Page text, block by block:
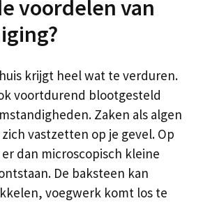
voordelen van
krijgt heel wat te verduren.
voortdurend blootgesteld
Zaken als algen
vastzetten op je gevel. Op
dan microscopisch kleine
De baksteen kan
voegwerk komt los te